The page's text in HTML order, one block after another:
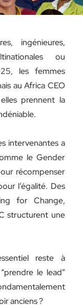
ingénieures,
ou
les femmes
au Africa CEO
prennent la
intervenantes a
le Gender
récompenser
l’égalité. Des
for Change,
structurent une
reste à
le lead”
anciens ?